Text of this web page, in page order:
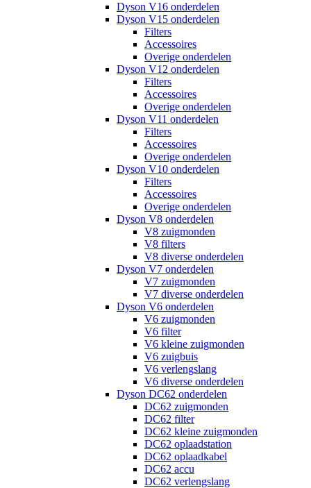
Dyson V16 onderdelen
Dyson V15 onderdelen
Filters
Accessoires
Overige onderdelen
Dyson V12 onderdelen
Filters
Accessoires
Overige onderdelen
Dyson V11 onderdelen
Filters
Accessoires
Overige onderdelen
Dyson V10 onderdelen
Filters
Accessoires
Overige onderdelen
Dyson V8 onderdelen
V8 zuigmonden
V8 filters
V8 diverse onderdelen
Dyson V7 onderdelen
V7 zuigmonden
V7 diverse onderdelen
Dyson V6 onderdelen
V6 zuigmonden
V6 filter
V6 kleine zuigmonden
V6 zuigbuis
V6 verlengslang
V6 diverse onderdelen
Dyson DC62 onderdelen
DC62 zuigmonden
DC62 filter
DC62 kleine zuigmonden
DC62 oplaadstation
DC62 oplaadkabel
DC62 accu
DC62 verlengslang